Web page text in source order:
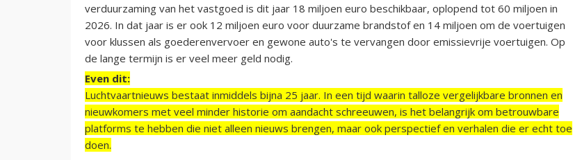
verduurzaming van het vastgoed is dit jaar 18 miljoen euro beschikbaar, oplopend tot 60 miljoen in
2026. In dat jaar is er ook 12 miljoen euro voor duurzame brandstof en 14 miljoen om de voertuigen
voor klussen als goederenvervoer en gewone auto's te vervangen door emissievrije voertuigen. Op
de lange termijn is er veel meer geld nodig.
Even dit:
Luchtvaartnieuws bestaat inmiddels bijna 25 jaar. In een tijd waarin talloze vergelijkbare bronnen en
nieuwkomers met veel minder historie om aandacht schreeuwen, is het belangrijk om betrouwbare
platforms te hebben die niet alleen nieuws brengen, maar ook perspectief en verhalen die er echt toe
doen.